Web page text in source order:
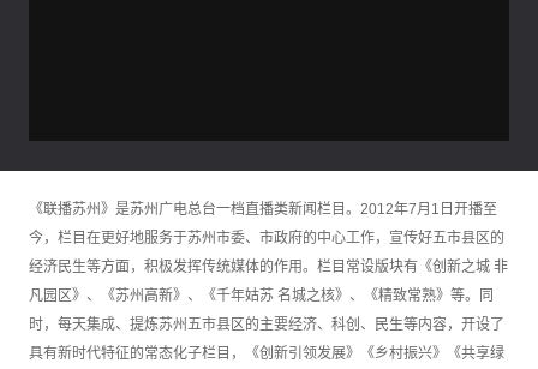
《联播苏州》是苏州广电总台一档直播类新闻栏目。2012年7月1日开播至
今，栏目在更好地服务于苏州市委、市政府的中心工作，宣传好五市县区的
经济民生等方面，积极发挥传统媒体的作用。栏目常设版块有《创新之城 非
凡园区》、《苏州高新》、《千年姑苏 名城之核》、《精致常熟》等。同
时，每天集成、提炼苏州五市县区的主要经济、科创、民生等内容，开设了
具有新时代特征的常态化子栏目，《创新引领发展》《乡村振兴》《共享绿